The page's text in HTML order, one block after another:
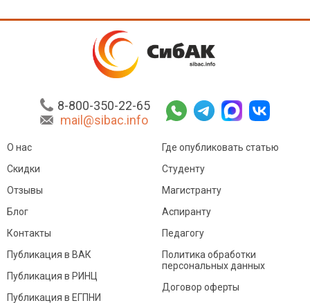
8-800-350-22-65
mail@sibac.info
О нас
Скидки
Отзывы
Блог
Контакты
Где опубликовать статью
Студенту
Магистранту
Аспиранту
Педагогу
Публикация в ВАК
Публикация в РИНЦ
Публикация в ЕГПНИ
Политика обработки
персональных данных
Договор оферты